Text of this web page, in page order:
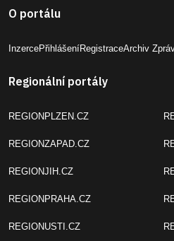
O portálu
InzercePřihlášeníRegistraceArchiv
Regionální portály
REGIONPLZEN.CZ
REGIONZAPAD.CZ
REGIONJIH.CZ
REGIONPRAHA.CZ
REGIONUSTI.CZ